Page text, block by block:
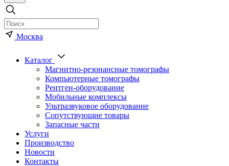
Москва
Каталог
Магнитно-резонансные томографы
Компьютерные томографы
Рентген-оборудование
Мобильные комплексы
Ультразвуковое оборудование
Сопутствующие товары
Запасные части
Услуги
Производство
Новости
Контакты